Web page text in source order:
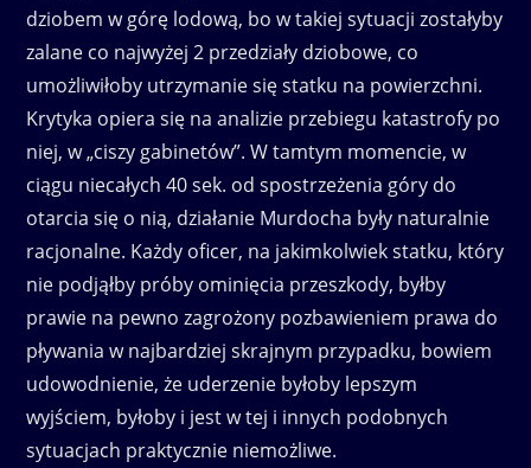
dziobem w górę lodową, bo w takiej sytuacji zostałyby
zalane co najwyżej 2 przedziały dziobowe, co
umożliwiłoby utrzymanie się statku na powierzchni.
Krytyka opiera się na analizie przebiegu katastrofy po
niej, w „ciszy gabinetów”. W tamtym momencie, w
ciągu niecałych 40 sek. od spostrzeżenia góry do
otarcia się o nią, działanie Murdocha były naturalnie
racjonalne. Każdy oficer, na jakimkolwiek statku, który
nie podjąłby próby ominięcia przeszkody, byłby
prawie na pewno zagrożony pozbawieniem prawa do
pływania w najbardziej skrajnym przypadku, bowiem
udowodnienie, że uderzenie byłoby lepszym
wyjściem, byłoby i jest w tej i innych podobnych
sytuacjach praktycznie niemożliwe.